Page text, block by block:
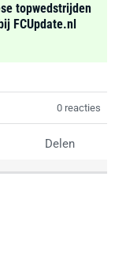
topwedstrijden
FCUpdate.nl
0 reacties
Delen